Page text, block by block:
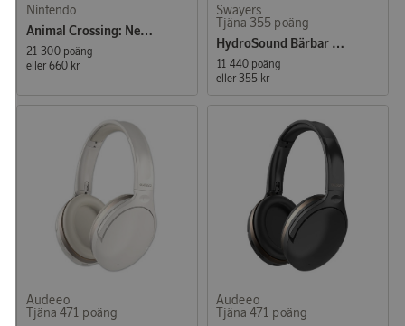
Nintendo
Animal Crossing: New Horizons
21 300 poäng
eller 660 kr
Swayers
Tjäna 355 poäng
HydroSound Bärbar Högtalare Blå
11 440 poäng
eller 355 kr
Audeeo
Tjäna 471 poäng
Audeeo
Tjäna 471 poäng